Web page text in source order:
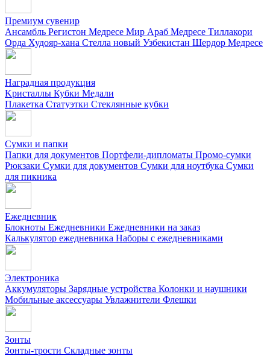
Премиум сувенир
Ансамбль Регистон Медресе Мир Араб Медресе Тиллакори
Орда Худояр-хана Стелла новый Узбекистан Шердор Медресе
Наградная продукция
Kристаллы Кубки Медали
Плакетка Статуэтки Стеклянные кубки
Сумки и папки
Папки для документов Портфели-дипломаты Промо-сумки
Рюкзаки Сумки для документов Сумки для ноутбука Сумки
для пикника
Ежедневник
Блокноты Ежедневники Ежедневники на заказ
Калькулятор ежедневника Наборы с ежедневниками
Электроника
Аккумуляторы Зарядные устройства Колонки и наушники
Мобильные аксессуары Увлажнители Флешки
Зонты
Зонты-трости Складные зонты